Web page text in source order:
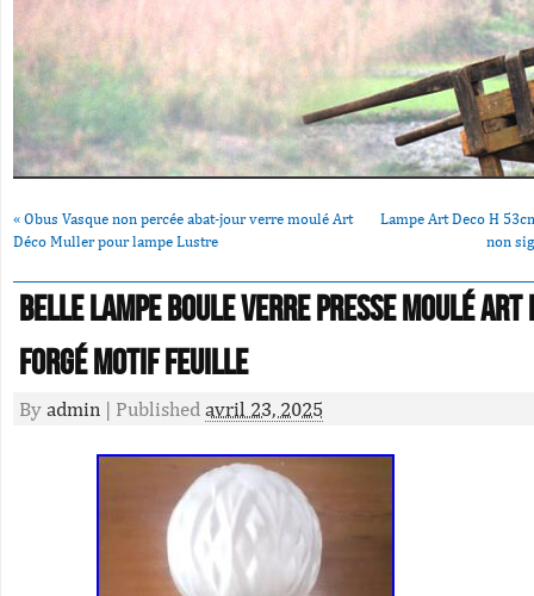
« Obus Vasque non percée abat-jour verre moulé Art
Déco Muller pour lampe Lustre
Lampe Art Deco H
non
BELLE LAMPE BOULE VERRE PRESSE Moulé
Forgé motif FEUILLE
By admin | Published avril 23, 2025